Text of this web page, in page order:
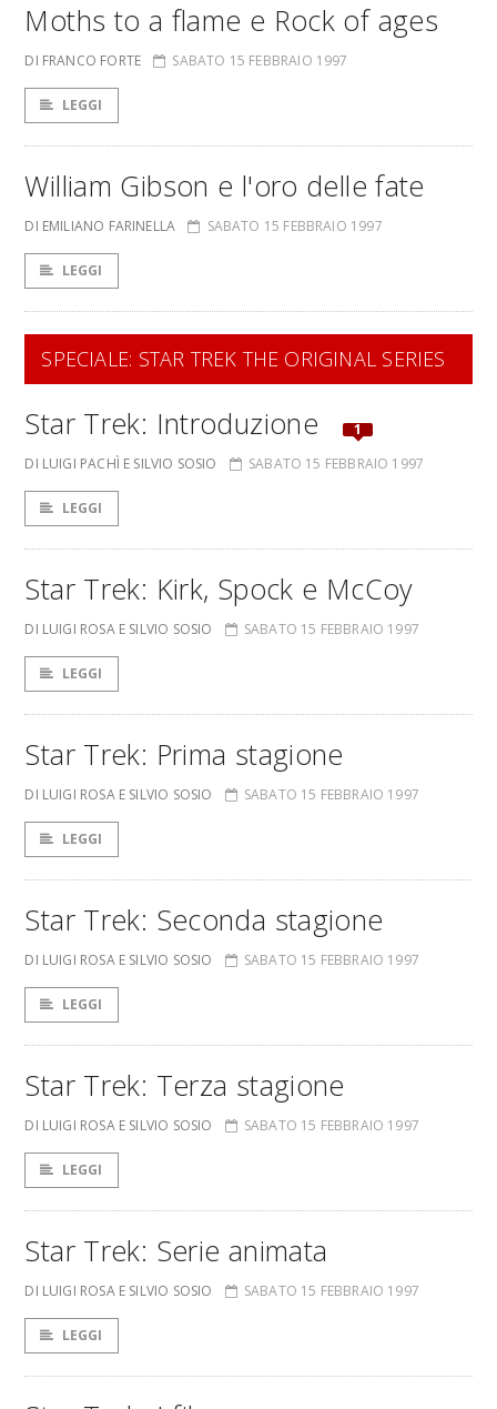
Moths to a flame e Rock of ages
DI FRANCO FORTE SABATO 15 FEBBRAIO 1997
LEGGI
William Gibson e l'oro delle fate
DI EMILIANO FARINELLA SABATO 15 FEBBRAIO 1997
LEGGI
SPECIALE: STAR TREK THE ORIGINAL SERIES
Star Trek: Introduzione
1
DI LUIGI PACHÌ E SILVIO SOSIO
SABATO 15 FEBBRAIO 1997
LEGGI
Star Trek: Kirk, Spock e McCoy
DI LUIGI ROSA E SILVIO SOSIO SABATO 15 FEBBRAIO 1997
LEGGI
Star Trek: Prima stagione
DI LUIGI ROSA E SILVIO SOSIO SABATO 15 FEBBRAIO 1997
LEGGI
Star Trek: Seconda stagione
DI LUIGI ROSA E SILVIO SOSIO SABATO 15 FEBBRAIO 1997
LEGGI
Star Trek: Terza stagione
DI LUIGI ROSA E SILVIO SOSIO SABATO 15 FEBBRAIO 1997
LEGGI
Star Trek: Serie animata
DI LUIGI ROSA E SILVIO SOSIO SABATO 15 FEBBRAIO 1997
LEGGI